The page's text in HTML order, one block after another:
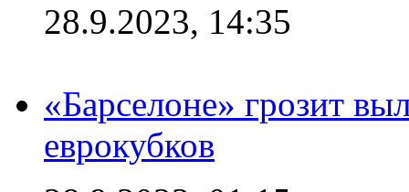
28.9.2023, 14:35
«Барселоне» грозит
еврокубков